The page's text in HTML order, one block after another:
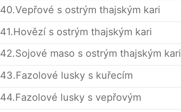
40.Vepřové s ostrým thajským kari
41.Hovězí s ostrým thajským kari
42.Sojové maso s ostrým thajským kari
43.Fazolové lusky s kuřecím
44.Fazolové lusky s vepřovým